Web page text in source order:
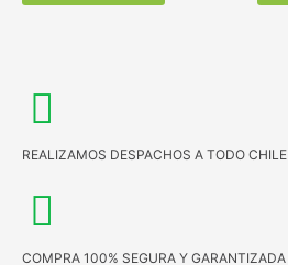
REALIZAMOS DESPACHOS A TODO CHILE
COMPRA 100% SEGURA Y GARANTIZADA